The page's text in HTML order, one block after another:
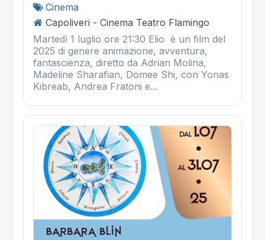
Cinema
Capoliveri - Cinema Teatro Flamingo
Martedì 1 luglio ore 21:30 Elio è un film del
2025 di genere animazione, avventura,
fantascienza, diretto da Adrian Molina,
Madeline Sharafian, Domee Shi, con Yonas
Kibreab, Andrea Fratoni e...